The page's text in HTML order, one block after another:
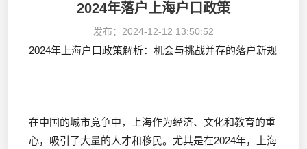
2024年落户上海户口政策
发布： 2024-12-12 13:50:52
2024年上海户口政策解析：机会与挑战并存的落户新规
在中国的城市竞争中，上海作为经济、文化和教育的重
心，吸引了大量的人才和移民。尤其是在2024年，上海